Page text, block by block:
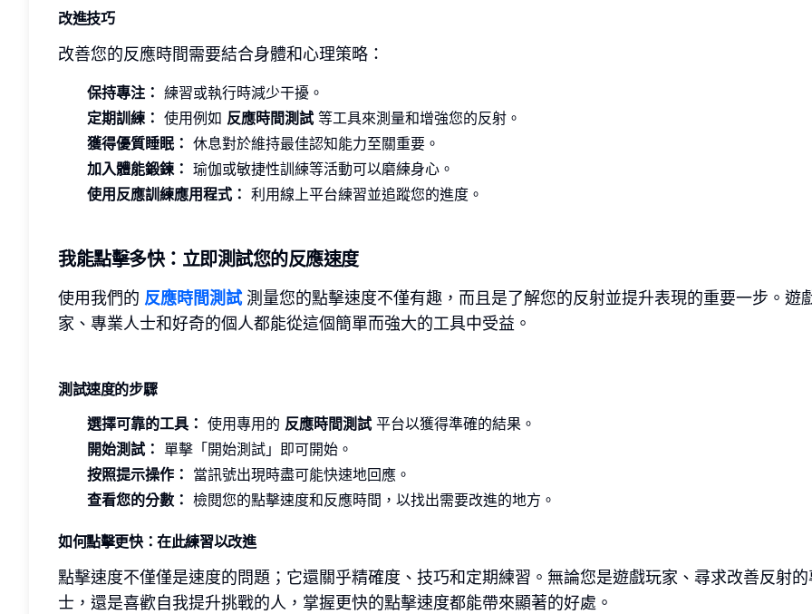
改進技巧
改善您的反應時間需要結合身體和心理策略：
保持專注： 練習或執行時減少干擾。
定期訓練： 使用例如 反應時間測試等工具來測量和增強您的反射。
獲得優質睡眠： 休息對於維持最佳認知能力至關重要。
加入體能鍛鍊： 瑜伽或敏捷性訓練等活動可以磨練身心。
使用反應訓練應用程式： 利用線上平台練習並追蹤您的進度。
我能點擊多快：立即測試您的反應速度
使用我們的 反應時間測試 測量您的點擊速度不僅有趣，而且是了解您的反射並提升表現的重要一步。遊
家、專業人士和好奇的個人都能從這個簡單而強大的工具中受益。
測試速度的步驟
選擇可靠的工具： 使用專用的 反應時間測試平台以獲得準確的結果。
開始測試： 單擊「開始測試」即可開始。
按照提示操作： 當訊號出現時盡可能快速地回應。
查看您的分數： 檢閱您的點擊速度和反應時間，以找出需要改進的地方。
如何點擊更快：在此練習以改進
點擊速度不僅僅是速度的問題；它還關乎精確度、技巧和定期練習。無論您是遊戲玩家、尋求改善反射
士，還是喜歡自我提升挑戰的人，掌握更快的點擊速度都能帶來顯著的好處。